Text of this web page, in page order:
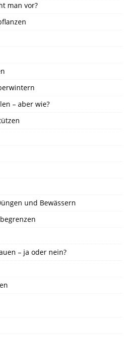
man vor?
– aber wie?
und Bewässern
– ja oder nein?